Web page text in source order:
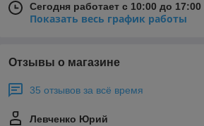
Сегодня работает с 10:00 до 17:00
Показать весь график работы
Отзывы о магазине
35 отзывов за всё время
Левченко Юрий